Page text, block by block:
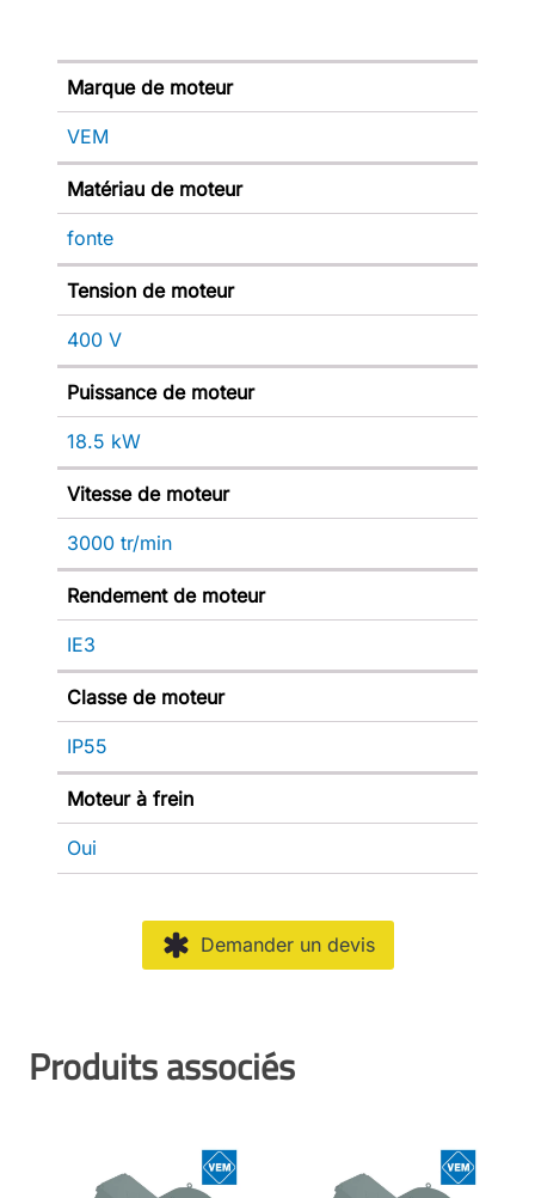
Marque de moteur
VEM
Matériau de moteur
fonte
Tension de moteur
400 V
Puissance de moteur
18.5 kW
Vitesse de moteur
3000 tr/min
Rendement de moteur
IE3
Classe de moteur
IP55
Moteur à frein
Oui
Demander un devis
Produits associés